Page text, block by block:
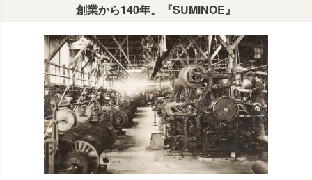
創業から140年。『SUMINOE』